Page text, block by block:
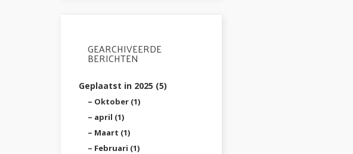
GEARCHIVEERDE
BERICHTEN
Geplaatst in 2025 (5)
Oktober (1)
april (1)
Maart (1)
Februari (1)